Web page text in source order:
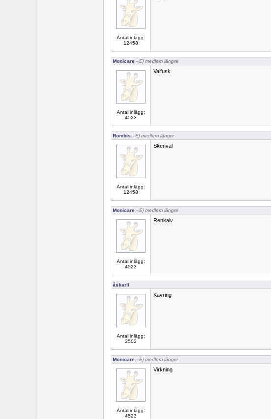
Antal inlägg:
12458
Monicare - Ej medlem längre
Antal inlägg:
4523
Valfusk
Rombis - Ej medlem längre
Antal inlägg:
12458
Skenval
Monicare - Ej medlem längre
Antal inlägg:
4523
Renkalv
åskarll
Antal inlägg:
2503
Kavring
Monicare - Ej medlem längre
Antal inlägg:
4523
Virkning